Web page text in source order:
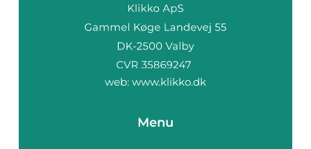
web: www.klikko.dk
Menu